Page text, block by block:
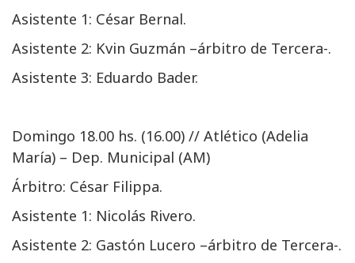
Asistente 1: César Bernal.
Asistente 2: Kvin Guzmán –árbitro de Tercera-.
Asistente 3: Eduardo Bader.
Domingo 18.00 hs. (16.00) // Atlético (Adelia
María) – Dep. Municipal (AM)
Árbitro: César Filippa.
Asistente 1: Nicolás Rivero.
Asistente 2: Gastón Lucero –árbitro de Tercera-.